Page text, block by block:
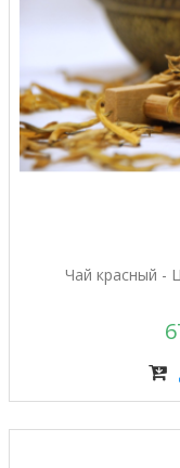
Чай красный -